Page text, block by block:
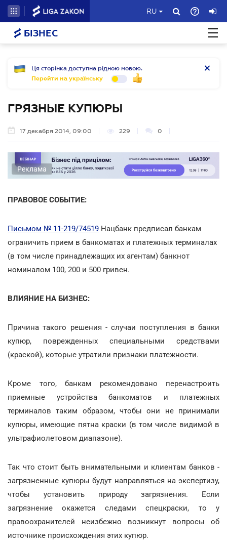
RU
БІЗНЕС
Ця сторінка доступна рідною мовою.
Перейти на українську
ГРЯЗНЫЕ КУПЮРЫ
17 декабря 2014, 09:00 229 0
Реклама
ПРАВОВОЕ СОБЫТИЕ:
Письмом № 11-219/74519 Нацбанк предписал банкам
ограничить прием в банкоматах и платежных терминалах
(в том числе принадлежащих их агентам) банкнот
номиналом 100, 200 и 500 гривен.
ВЛИЯНИЕ НА БИЗНЕС:
Причина такого решения - случаи поступления в банки
купюр, поврежденных специальными средствами
(краской), которые утратили признаки платежности.
Кроме того, банкам рекомендовано перенастроить
приемные устройства банкоматов и платежных
терминалов таким образом, чтобы они не принимали
купюры, имеющие пятна краски (в том числе видимой в
ультрафиолетовом диапазоне).
Так что стоит быть внимательными и клиентам банков -
загрязненные купюры будут направляться на экспертизу,
чтобы установить природу загрязнения. Если
загрязнение окажется следами спецкраски, то у
правоохранителей неизбежно возникнут вопросы об
источнике происхождения этих купюр.